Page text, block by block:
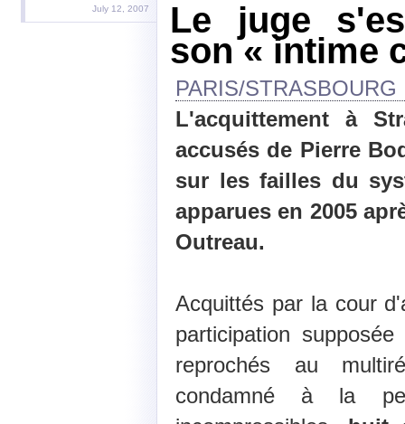
July 12, 2007 Le juge
son « intime
PARIS/
L'acquittement à
accusés de Pierre
sur les failles du
apparues en 2005
Outreau.
Acquittés par la cour
participation
reprochés au
condamné à la